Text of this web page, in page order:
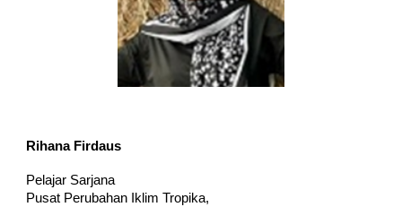
Rihana Firdaus
Pelajar Sarjana
Pusat Perubahan Iklim Tropika,